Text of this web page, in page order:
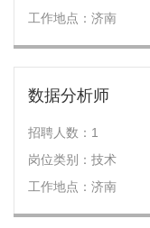
工作地点：济南
数据分析师
招聘人数：1
岗位类别：技术
工作地点：济南